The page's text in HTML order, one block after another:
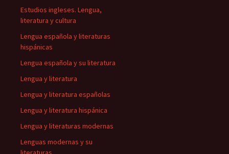
Estudios ingleses. Lengua,
literatura y cultura
Lengua española y literaturas
hispánicas
Lengua española y su literatura
Lengua y literatura
Lengua y literatura españolas
Lengua y literatura hispánica
Lengua y literaturas modernas
Lenguas modernas y su